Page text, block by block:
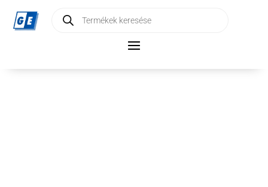
search